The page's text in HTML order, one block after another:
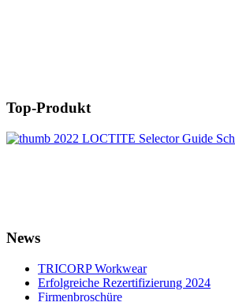
Top-Produkt
News
TRICORP Workwear
Erfolgreiche Rezertifizierung 2024
Firmenbroschüre